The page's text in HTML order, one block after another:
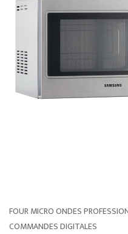
FOUR MICRO ONDES
COMMANDES DIGITALES